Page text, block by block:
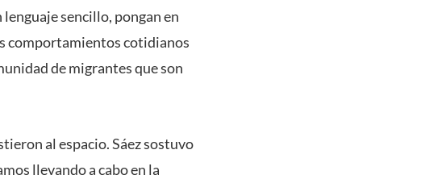
sencillo, pongan en
comportamientos cotidianos
de migrantes que son
al espacio. Sáez sostuvo
llevando a cabo en la